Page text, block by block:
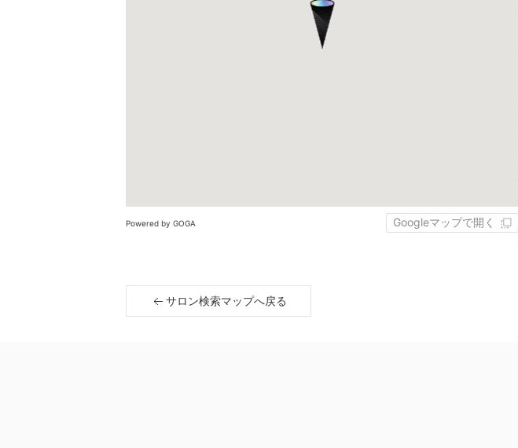
Powered by GOGA Googleマップで開く
サロン検索マップへ戻る